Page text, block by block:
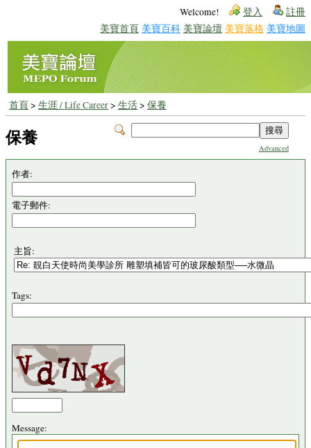
Welcome! 登入 註冊
美寶首頁 美寶百科 美寶論壇 美寶落格 美寶地圖
首頁> 生涯 / Life Career> 生活> 保養
Advanced
保養
作者:
電子郵件:
主旨:
Tags:
Message: